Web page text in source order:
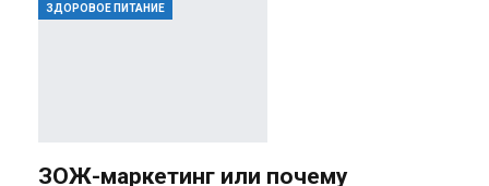
ЗДОРОВОЕ ПИТАНИЕ
ЗОЖ-маркетинг или почему